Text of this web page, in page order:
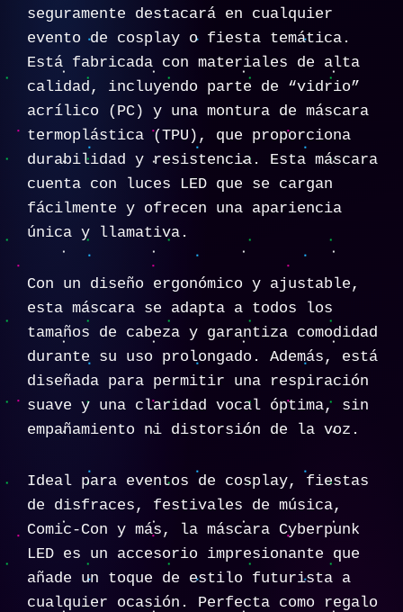
seguramente destacará en cualquier
evento de cosplay o fiesta temática.
Está fabricada con materiales de alta
calidad, incluyendo parte de “vidrio”
acrílico (PC) y una montura de máscara
termoplástica (TPU), que proporciona
durabilidad y resistencia. Esta máscara
cuenta con luces LED que se cargan
fácilmente y ofrecen una apariencia
única y llamativa.
Con un diseño ergonómico y ajustable,
esta máscara se adapta a todos los
tamaños de cabeza y garantiza comodidad
durante su uso prolongado. Además, está
diseñada para permitir una respiración
suave y una claridad vocal óptima, sin
empañamiento ni distorsión de la voz.
Ideal para eventos de cosplay, fiestas
de disfraces, festivales de música,
Comic-Con y más, la máscara Cyberpunk
LED es un accesorio impresionante que
añade un toque de estilo futurista a
cualquier ocasión. Perfecta como regalo